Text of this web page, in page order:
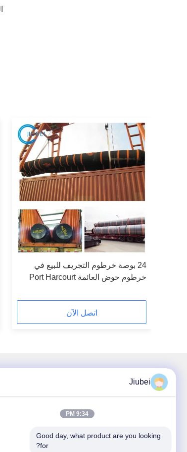
24 بوصة خرطوم التجريف للبيع في
خرطوم حوض العائمة Port Harcourt
اتصل الآن
Jiubei
9:34 PM
Good day, what product are you looking
for?